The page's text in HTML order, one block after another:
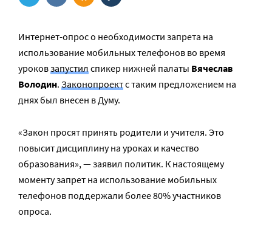
Интернет-опрос о необходимости запрета на
использование мобильных телефонов во время
уроковзапустилспикер нижней палаты Вячеслав
Володин. Законопроектс таким предложением на
днях был внесен в Думу.
«Закон просят принять родители и учителя. Это
повысит дисциплину на уроках и качество
образования», — заявил политик. К настоящему
моменту запрет на использование мобильных
телефонов поддержали более 80% участников
опроса.